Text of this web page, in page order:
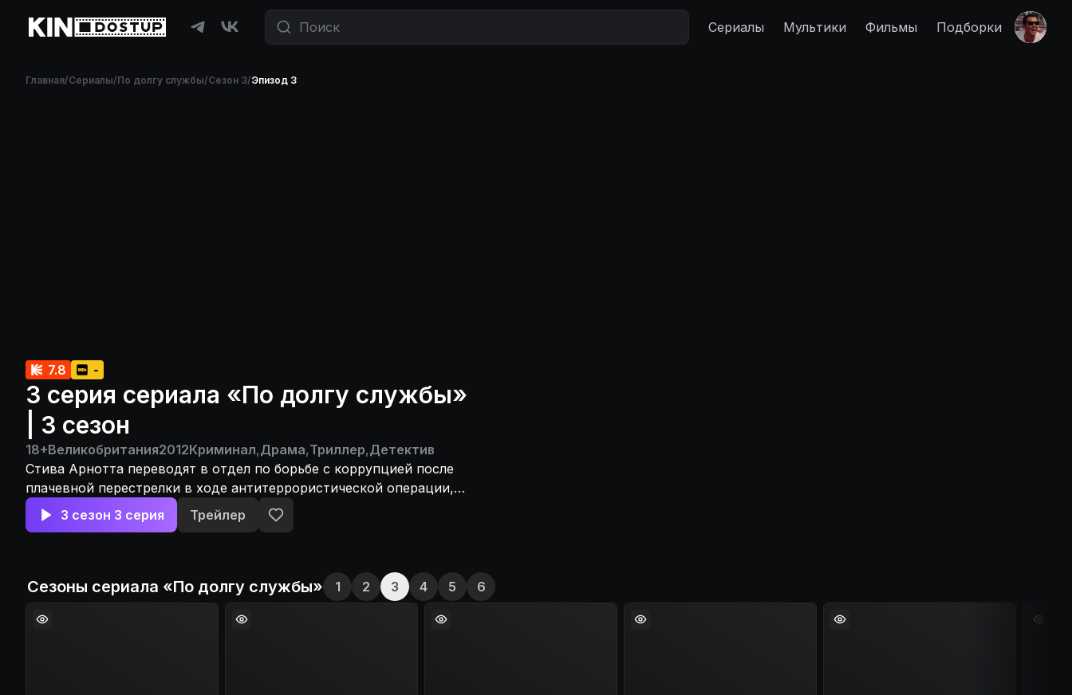
Сериалы Мультики Фильмы Подборки
Главная/Сериалы/По долгу службы/Сезон 3/Эпизод 3
7.8 -
3 серия сериала «По долгу службы»
| 3 сезон
18+Великобритания2012Криминал,Драма,Триллер,Детектив
Стива Арнотта переводят в отдел по борьбе с коррупцией после
плачевной перестрелки в ходе антитеррористической операции,
которая закончилась гибелью человека и произошла по вине
другого копа.
3 сезон 3 серия Трейлер
Сезоны сериала «По долгу службы» 1 2 3 4 5 6